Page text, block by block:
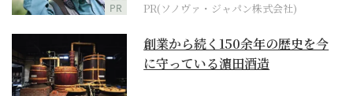
PR PR(ソノヴァ・ジャパン株式会社)
創業から続く150余年の歴史を今
に守っている濵田酒造